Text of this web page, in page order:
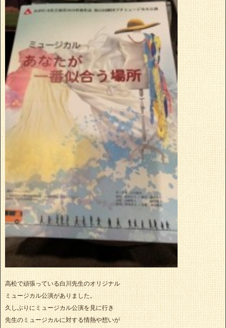
高松で頑張っている白川先生のオリジナル
ミュージカル公演がありました。
久しぶりにミュージカル公演を見に行き
先生のミュージカルに対する情熱や想いが